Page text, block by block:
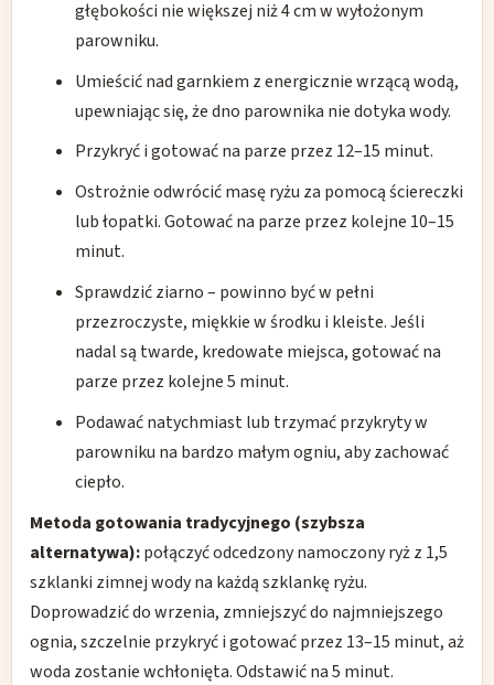
głębokości nie większej niż 4 cm w wyłożonym
parowniku.
Umieścić nad garnkiem z energicznie wrzącą wodą,
upewniając się, że dno parownika nie dotyka wody.
Przykryć i gotować na parze przez 12–15 minut.
Ostrożnie odwrócić masę ryżu za pomocą ściereczki
lub łopatki. Gotować na parze przez kolejne 10–15
minut.
Sprawdzić ziarno – powinno być w pełni
przezroczyste, miękkie w środku i kleiste. Jeśli
nadal są twarde, kredowate miejsca, gotować na
parze przez kolejne 5 minut.
Podawać natychmiast lub trzymać przykryty w
parowniku na bardzo małym ogniu, aby zachować
ciepło.
Metoda gotowania tradycyjnego (szybsza
alternatywa):połączyć odcedzony namoczony ryż z 1,5
szklanki zimnej wody na każdą szklankę ryżu.
Doprowadzić do wrzenia, zmniejszyć do najmniejszego
ognia, szczelnie przykryć i gotować przez 13–15 minut, aż
woda zostanie wchłonięta. Odstawić na 5 minut.